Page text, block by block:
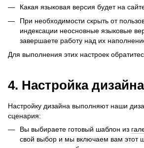
Какая языковая версия будет на
При необходимости скрыть от
индексации неосновные языковые
завершаете работу над их
Для выполнения этих настроек
4. Настройка дизайна
Настройку дизайна выполняют наши
сценария:
Вы выбираете готовый шаблон из
свой выбор и мы включаем вам этот